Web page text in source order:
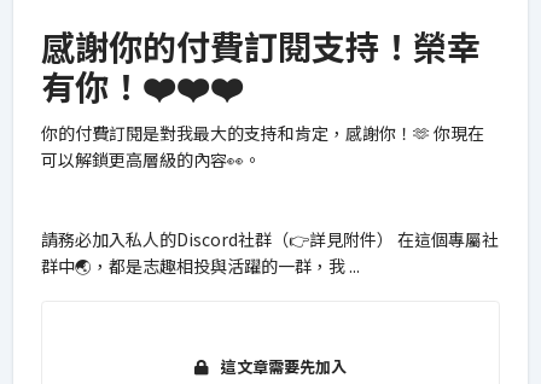
感謝你的付費訂閱支持！榮幸
有你！❤️❤️❤️
你的付費訂閱是對我最大的支持和肯定，感謝你！🫶 你現在
可以解鎖更高層級的內容👀。
請務必加入私人的Discord社群（👉詳見附件） 在這個專屬社
群中🌏，都是志趣相投與活躍的一群，我...
這文章需要先加入